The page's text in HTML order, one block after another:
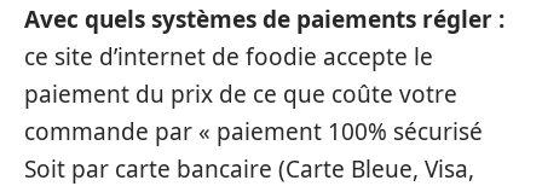
Avec quels systèmes de paiements régler :
ce site d’internet de foodie accepte le
paiement du prix de ce que coûte votre
commande par « paiement 100% sécurisé
Soit par carte bancaire (Carte Bleue, Visa,